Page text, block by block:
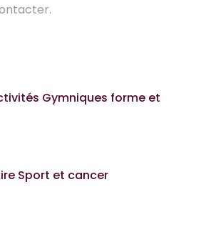
Gymniques forme et
Sport et cancer